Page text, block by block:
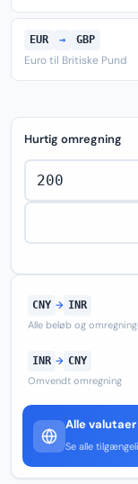
EUR → GBP
Euro til Britiske Pund
Hurtig omregning
CNY → INR
Alle beløb og
INR → CNY
Omvendt omregning
Alle valutaer
Se alle